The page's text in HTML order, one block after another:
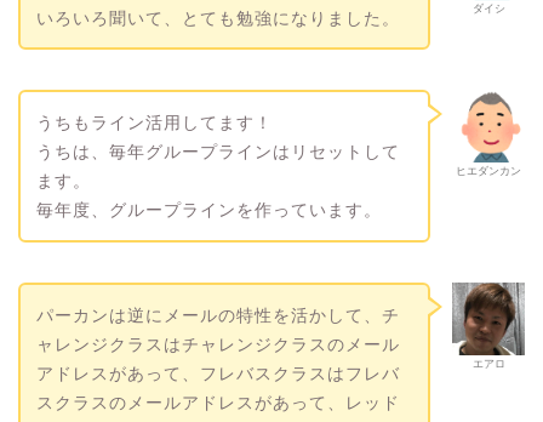
ダイシ
いろいろ聞いて、とても勉強になりました。
ヒエダンカン
うちもライン活用してます！
うちは、毎年グループラインはリセットして
ます。
毎年度、グループラインを作っています。
エアロ
パーカンは逆にメールの特性を活かして、チ
ャレンジクラスはチャレンジクラスのメール
アドレスがあって、フレバスクラスはフレバ
スクラスのメールアドレスがあって、レッド